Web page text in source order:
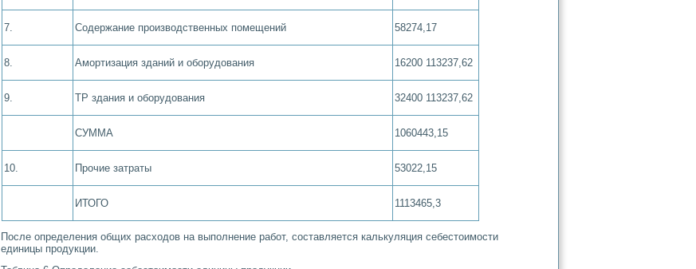
7. Содержание производственных помещений 58274,17
8. Амортизация зданий и оборудования 16200 113237,62
9. ТР здания и оборудования 32400 113237,62
СУММА 1060443,15
10. Прочие затраты 53022,15
ИТОГО 1113465,3
После определения общих расходов на выполнение работ, составляется калькуляция себестоимости
единицы продукции.